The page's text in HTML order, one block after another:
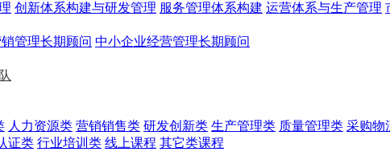
创新体系构建与研发管理 服务管理体系构建 运营体系与生产管理
管理长期顾问 中小企业经营管理长期顾问
人力资源类 营销销售类 研发创新类 生产管理类 质量管理类 采购物
证类 行业培训类 线上课程 其它类课程